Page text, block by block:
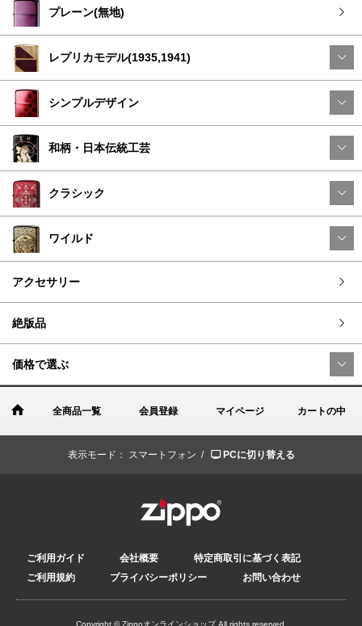
プレーン(無地)
レプリカモデル(1935,1941)
シンプルデザイン
和柄・日本伝統工芸
クラシック
ワイルド
アクセサリー
絶版品
価格で選ぶ
全商品一覧 会員登録 マイページ カートの中
表示モード： スマートフォン / PCに切り替える
ご利用ガイド 会社概要
特定商取引に基づく表記
ご利用規約
プライバシーポリシー お問い合わせ
Copyright © Zippoオンラインショップ All rights reserved.